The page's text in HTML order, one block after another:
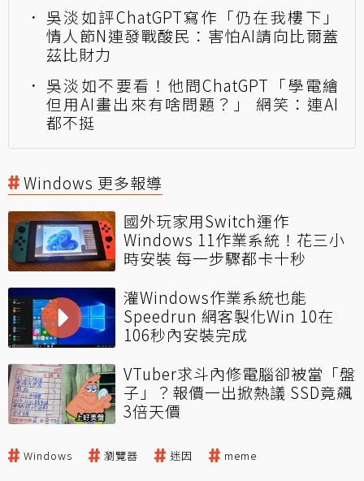
吳淡如評ChatGPT寫作「仍在我樓下」
情人節N連發戰酸民：害怕AI請向比爾蓋
茲比財力
吳淡如不要看！他問ChatGPT「學電繪
但用AI畫出來有啥問題？」 網笑：連AI
都不挺
Windows 更多報導
國外玩家用Switch運作
Windows 11作業系統！花三小
時安裝 每一步驟都卡十秒
灌Windows作業系統也能
Speedrun 網客製化Win 10在
106秒內安裝完成
VTuber求斗內修電腦卻被當「盤
子」？報價一出掀熱議 SSD竟飆
3倍天價
Windows 瀏覽器 迷因 meme